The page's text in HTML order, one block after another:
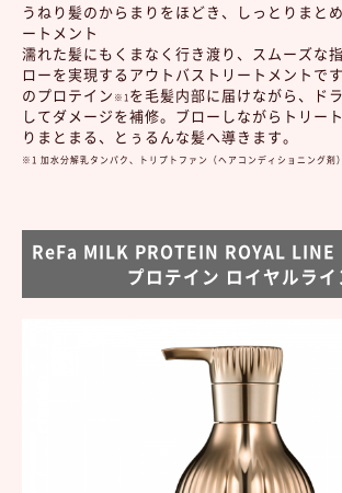
うねり髪のからまりをほどき、しっとりまと
ートメント
濡れた髪にもくまなく行き渡り、スムーズな
ローを実現するアウトバストリートメントで
のプロテイン ※1 を毛髪内部に届けながら、ド
してダメージを補修。ブローしながらトリー
りまとまる、とぅるんな髪へ導きます。
※1 加水分解乳タンパク、トリプトファン（ヘアコンディショニング剤）
ReFa MILK PROTEIN ROYAL LINE
プロテイン ロイヤルライ